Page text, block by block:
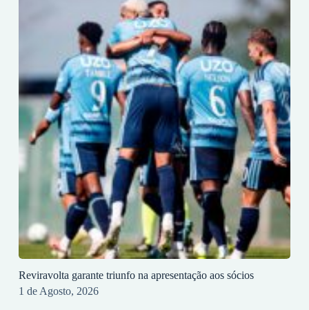
Reviravolta garante triunfo na apresentação aos sócios
1 de Agosto, 2026